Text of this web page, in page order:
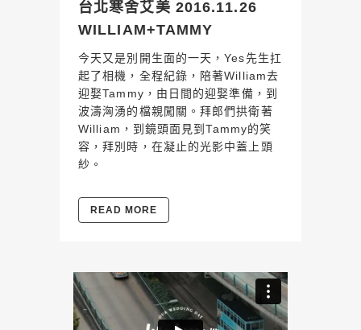
台北寒舍艾美 2016.11.26
WILLIAM+TAMMY
今天又是別開生面的一天，Yes先生扛
起了相機，全程紀錄，陪著William去
迎娶Tammy，由日間的迎娶準備，到
波濤洶湧的檔親闖關。拜郎們拱衛著
William，到鏡頭面見到Tammy的笑
容，拜別時，在凝止的光影中蓋上頭
紗。
READ MORE